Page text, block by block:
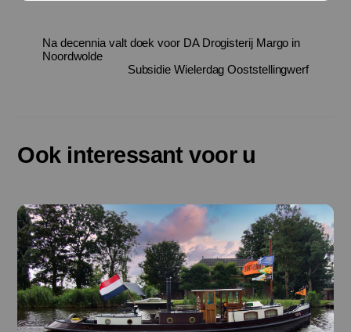
Na decennia valt doek voor DA Drogisterij Margo in
Noordwolde
Subsidie Wielerdag Ooststellingwerf
Ook interessant voor u